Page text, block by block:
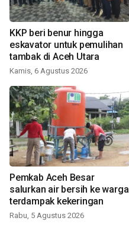
KKP beri benur hingga
eskavator untuk pemulihan
tambak di Aceh Utara
Kamis, 6 Agustus 2026
Pemkab Aceh Besar
salurkan air bersih ke warga
terdampak kekeringan
Rabu, 5 Agustus 2026